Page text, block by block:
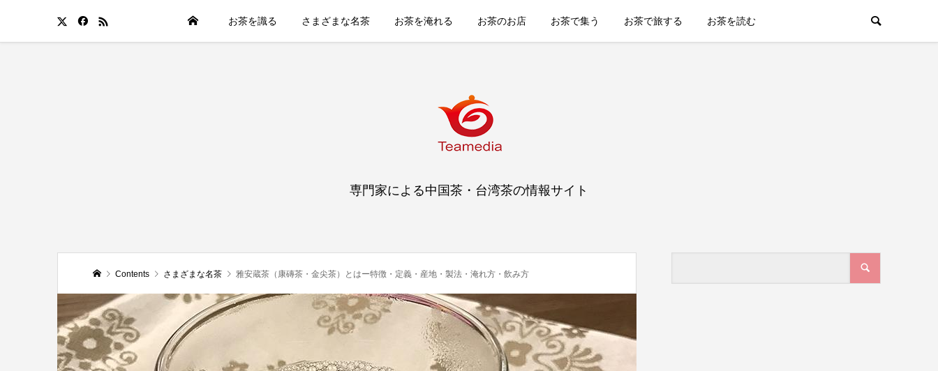
お茶を識る さまざまな名茶 お茶を淹れる お茶のお店 お茶で集う お茶で旅する お茶を読む
専門家による中国茶・台湾茶の情報サイト
Contents さまざまな名茶 雅安蔵茶（康磚茶・金尖茶）とはー特徴・定義・産地・製法・淹れ方・飲み方